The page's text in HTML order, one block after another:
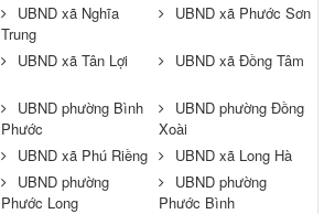
UBND xã Nghĩa
Trung
UBND xã Phước Sơn
UBND xã Tân Lợi UBND xã Đồng Tâm
UBND phường Bình
Phước
UBND phường Đồng
Xoài
UBND xã Phú Riềng
UBND xã Long Hà
UBND phường
Phước Long
UBND phường
Phước Bình